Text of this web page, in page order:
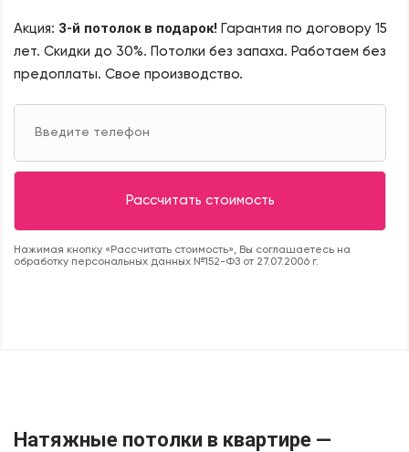
Акция: 3-й потолок в подарок! Гарантия по договору 15
лет. Скидки до 30%. Потолки без запаха. Работаем без
предоплаты. Свое производство.
Нажимая кнопку «Рассчитать стоимость», Вы соглашаетесь на
обработку персональных данных №152-ФЗ от 27.07.2006 г.
Натяжные потолки в квартире —